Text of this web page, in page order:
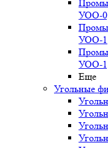
УОО-
УОО-1
УОО-
Еще
Угольные